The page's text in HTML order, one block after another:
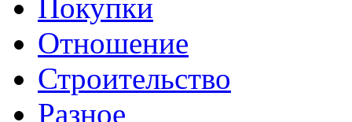
Покупки
Отношение
Строительство
Разное